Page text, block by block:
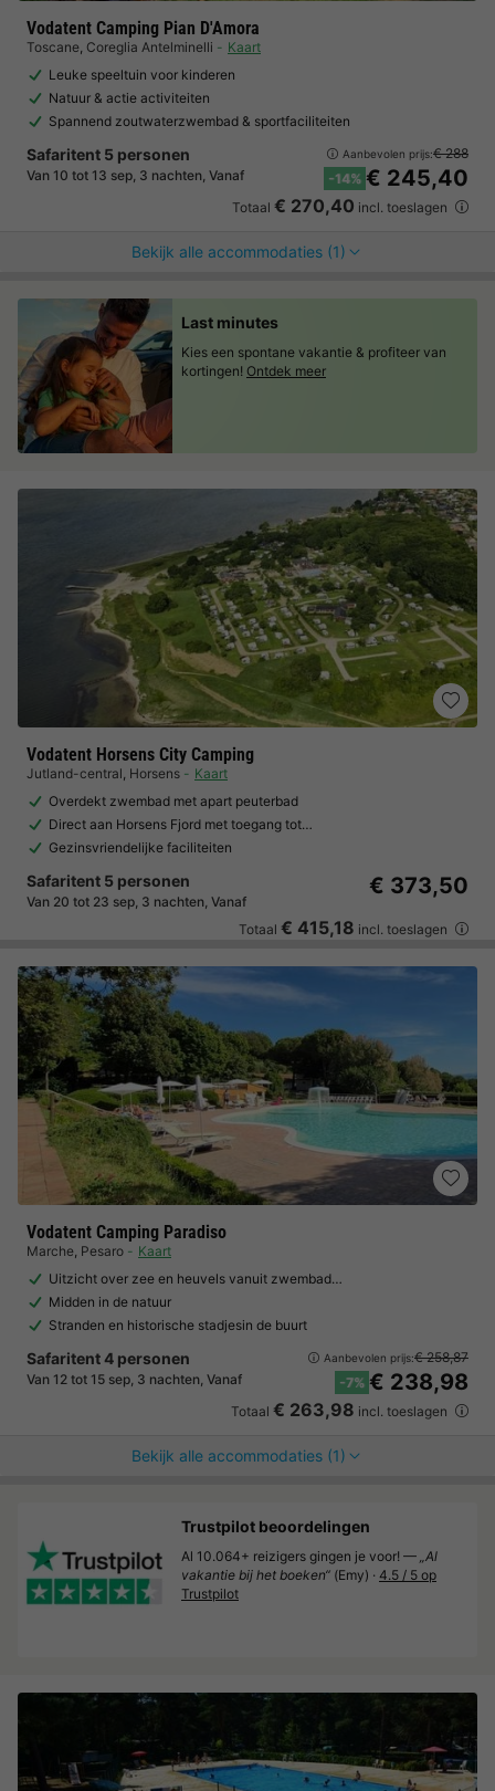
Vodatent Camping Pian D'Amora
Toscane, Coreglia Antelminelli
Kaart
Leuke speeltuin voor kinderen
Natuur & actie activiteiten
Spannend zoutwaterzwembad & sportfaciliteiten
Safaritent 5 personen
Van 10 tot 13 sep, 3 nachten, Vanaf
Aanbevolen prijs:€ 288
-14% € 245,40
Totaal € 270,40 incl. toeslagen
Bekijk alle accommodaties (1)
Vodatent Horsens City Camping
Jutland-central, Horsens
Kaart
Overdekt zwembad met apart peuterbad
Direct aan Horsens Fjord met toegang tot…
Gezinsvriendelijke faciliteiten
Safaritent 5 personen
Van 20 tot 23 sep, 3 nachten, Vanaf
€ 373,50
Totaal € 415,18 incl. toeslagen
Vodatent Camping Paradiso
Marche, Pesaro
Kaart
Uitzicht over zee en heuvels vanuit zwembad…
Midden in de natuur
Stranden en historische stadjesin de buurt
Safaritent 4 personen
Van 12 tot 15 sep, 3 nachten, Vanaf
Aanbevolen prijs:€ 258,87
-7% € 238,98
Totaal € 263,98 incl. toeslagen
Bekijk alle accommodaties (1)
Last minutes
Kies een spontane vakantie & profiteer van
kortingen! Ontdek meer
Trustpilot beoordelingen
Al 10.064+ reizigers gingen je voor! — „Al
vakantie bij het boeken“ (Emy) · 4.5 / 5 op
Trustpilot